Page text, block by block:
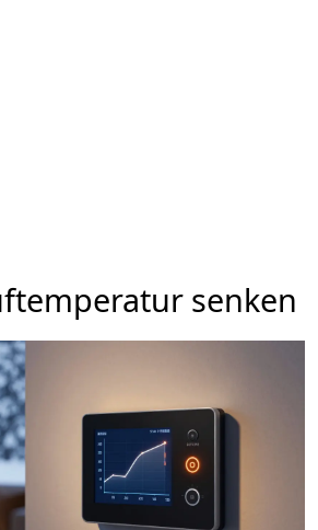
senken